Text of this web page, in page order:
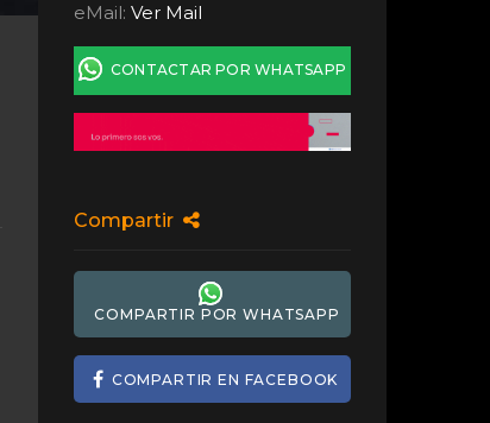
eMail:Ver Mail
CONTACTAR POR WHATSAPP
Compartir
COMPARTIR POR WHATSAPP
COMPARTIR EN FACEBOOK